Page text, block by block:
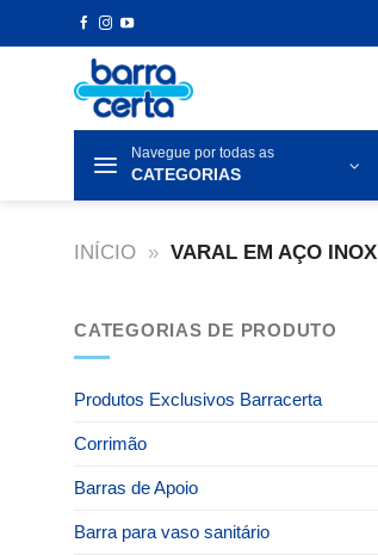
Navegue por todas as
CATEGORIAS
INÍCIO » VARAL EM AÇO INOX
CATEGORIAS DE PRODUTO
Produtos Exclusivos Barracerta
Corrimão
Barras de Apoio
Barra para vaso sanitário